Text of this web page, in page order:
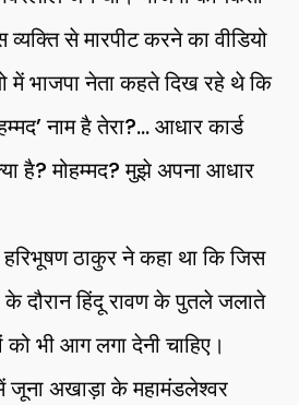
व्यक्ति से मारपीट करने का वीडियो
में भाजपा नेता कहते दिख रहे थे कि
नाम है तेरा?… आधार कार्ड
है? मोहम्मद? मुझे अपना आधार
हरिभूषण ठाकुर ने कहा था कि जिस
के दौरान हिंदू रावण के पुतले जलाते
भी आग लगा देनी चाहिए।
अखाड़ा के महामंडलेश्वर